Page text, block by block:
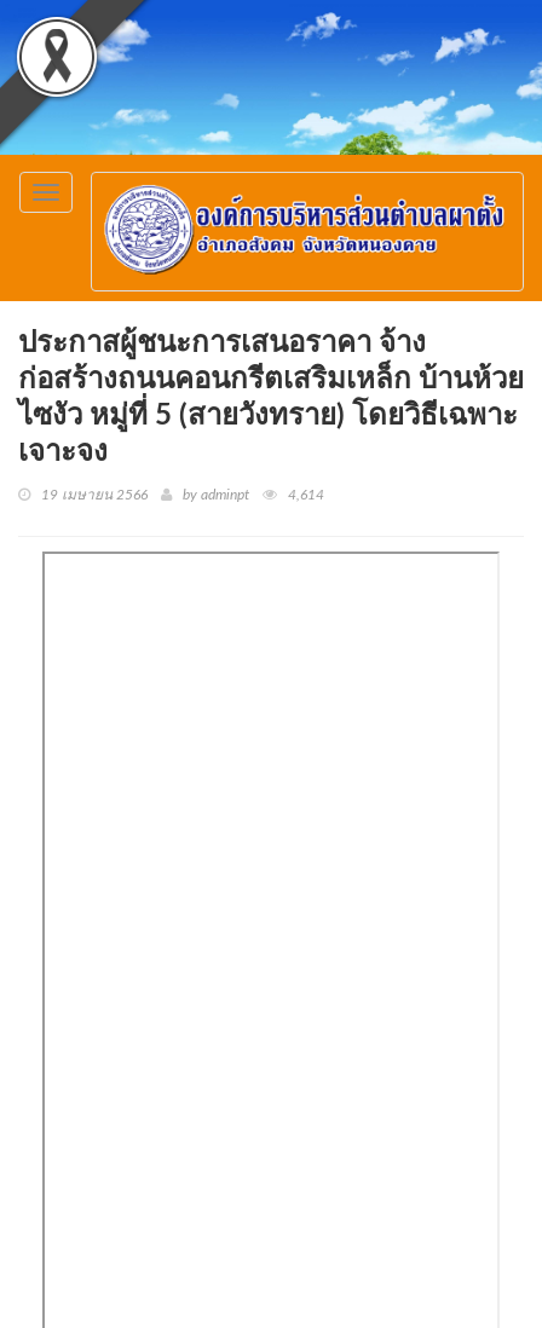
Toggle
navigation
ประกาสผู้ชนะการเสนอราคา จ้าง
ก่อสร้างถนนคอนกรีตเสริมเหล็ก บ้านห้วย
ไซงัว หมู่ที่ 5 (สายวังทราย) โดยวิธีเฉพาะ
เจาะจง
19 เมษายน 2566 by adminpt 4,614